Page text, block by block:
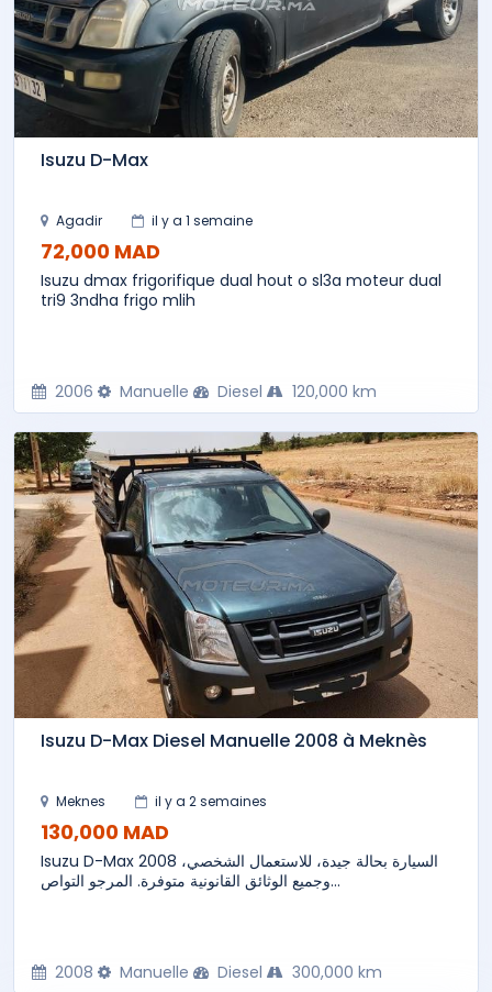
Isuzu D-Max
Agadir il y a 1 semaine
72,000 MAD
Isuzu dmax frigorifique dual hout o sl3a moteur dual
tri9 3ndha frigo mlih
2006 Manuelle Diesel 120,000 km
Isuzu D-Max Diesel Manuelle 2008 à Meknès
Meknes il y a 2 semaines
130,000 MAD
Isuzu D-Max 2008 السيارة بحالة جيدة، للاستعمال الشخصي،
وجميع الوثائق القانونية متوفرة. المرجو التواص...
2008 Manuelle Diesel 300,000 km